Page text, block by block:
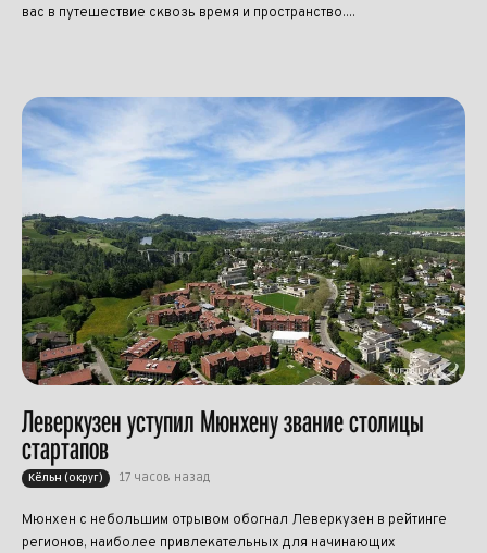
вас в путешествие сквозь время и пространство....
Леверкузен уступил Мюнхену звание столицы
стартапов
Кёльн (округ) 17 часов назад
Мюнхен с небольшим отрывом обогнал Леверкузен в рейтинге
регионов, наиболее привлекательных для начинающих